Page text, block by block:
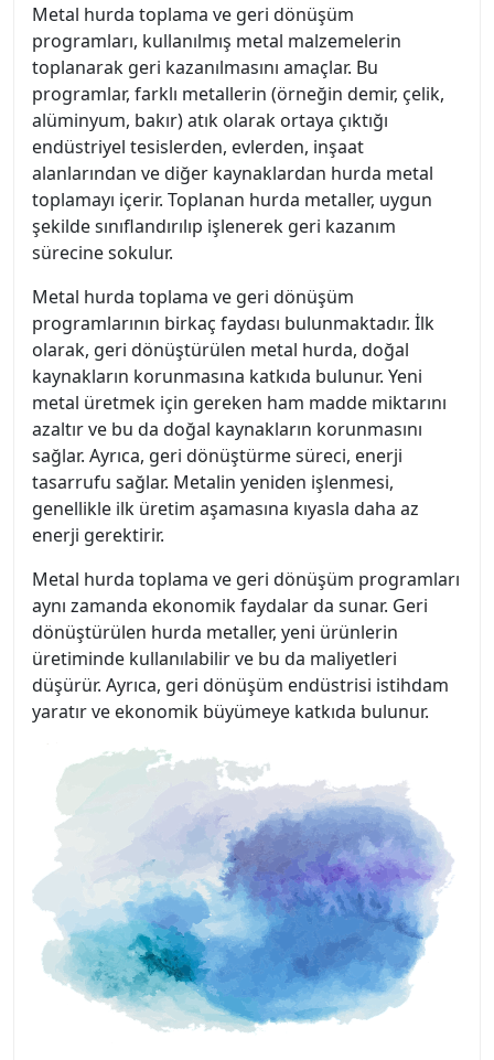
Metal hurda toplama ve geri dönüşüm
programları, kullanılmış metal malzemelerin
toplanarak geri kazanılmasını amaçlar. Bu
programlar, farklı metallerin (örneğin demir, çelik,
alüminyum, bakır) atık olarak ortaya çıktığı
endüstriyel tesislerden, evlerden, inşaat
alanlarından ve diğer kaynaklardan hurda metal
toplamayı içerir. Toplanan hurda metaller, uygun
şekilde sınıflandırılıp işlenerek geri kazanım
sürecine sokulur.
Metal hurda toplama ve geri dönüşüm
programlarının birkaç faydası bulunmaktadır. İlk
olarak, geri dönüştürülen metal hurda, doğal
kaynakların korunmasına katkıda bulunur. Yeni
metal üretmek için gereken ham madde miktarını
azaltır ve bu da doğal kaynakların korunmasını
sağlar. Ayrıca, geri dönüştürme süreci, enerji
tasarrufu sağlar. Metalin yeniden işlenmesi,
genellikle ilk üretim aşamasına kıyasla daha az
enerji gerektirir.
Metal hurda toplama ve geri dönüşüm programları
aynı zamanda ekonomik faydalar da sunar. Geri
dönüştürülen hurda metaller, yeni ürünlerin
üretiminde kullanılabilir ve bu da maliyetleri
düşürür. Ayrıca, geri dönüşüm endüstrisi istihdam
yaratır ve ekonomik büyümeye katkıda bulunur.